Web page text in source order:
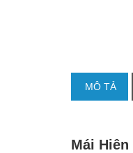
MÔ TẢ
Mái